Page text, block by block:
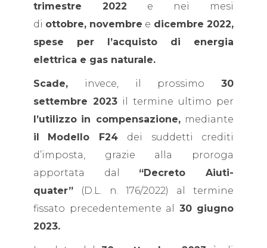
trimestre 2022 e nei mesi
di ottobre, novembre e dicembre 2022,
spese per l’acquisto di energia
elettrica e gas naturale.
Scade, invece, il prossimo 30
settembre 2023 il termine ultimo per
l’utilizzo in compensazione,mediante
il
Modello F24 dei suddetti crediti
d’imposta, grazie alla proroga
apportata dal “Decreto Aiuti-
quater” (D.L. n. 176/2022) al termine
fissato precedentemente al 30 giugno
2023.